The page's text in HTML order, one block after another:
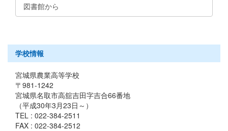
図書館から
学校情報
宮城県農業高等学校
〒981-1242
宮城県名取市高舘吉田字吉合66番地
（平成30年3月23日～）
TEL : 022-384-2511
FAX : 022-384-2512